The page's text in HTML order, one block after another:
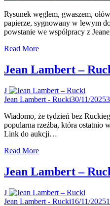
Rysunek węglem, gwaszem,
papierze, sygnowany w lewym
powstanie we współpracy z
Read More
Jean Lambert –
J
Jean Lambert - Rucki30/11/2025
Wiadomo, że tydzień bez
popularna rzeźba, która ostatnio
Link do aukcji…
Read More
Jean Lambert –
J
Jean Lambert - Rucki16/11/2025